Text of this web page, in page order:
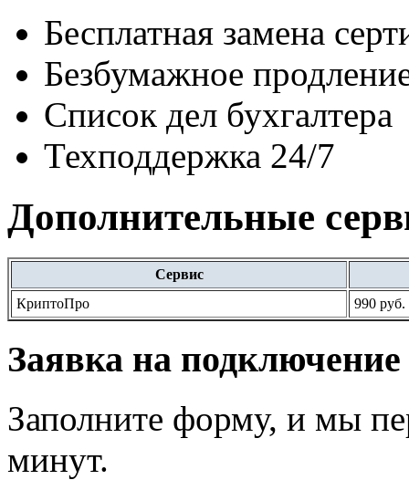
Бесплатная замена
Безбумажное
Список дел бухгалтера
Техподдержка 24/7
Дополнительные
Сервис
КриптоПро
990 руб.
Заявка на подключение
Заполните форму, и мы
минут.